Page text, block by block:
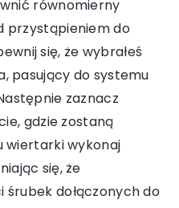
równomierny
przystąpieniem do
się, że wybrałeś
pasujący do systemu
zaznacz
gdzie zostaną
wiertarki wykonaj
się, że
śrubek dołączonych do